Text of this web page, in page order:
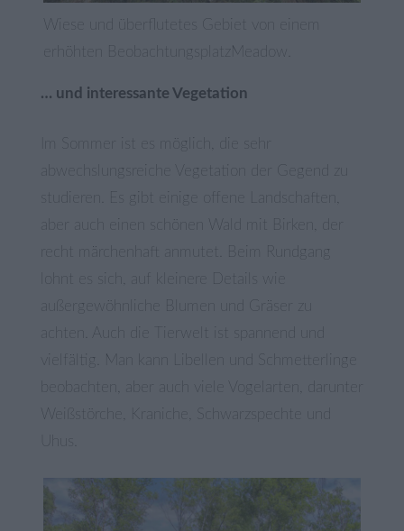
Wiese und überflutetes Gebiet von einem
erhöhten BeobachtungsplatzMeadow.
… und interessante Vegetation
Im Sommer ist es möglich, die sehr
abwechslungsreiche Vegetation der Gegend zu
studieren. Es gibt einige offene Landschaften,
aber auch einen schönen Wald mit Birken, der
recht märchenhaft anmutet. Beim Rundgang
lohnt es sich, auf kleinere Details wie
außergewöhnliche Blumen und Gräser zu
achten. Auch die Tierwelt ist spannend und
vielfältig. Man kann Libellen und Schmetterlinge
beobachten, aber auch viele Vogelarten, darunter
Weißstörche, Kraniche, Schwarzspechte und